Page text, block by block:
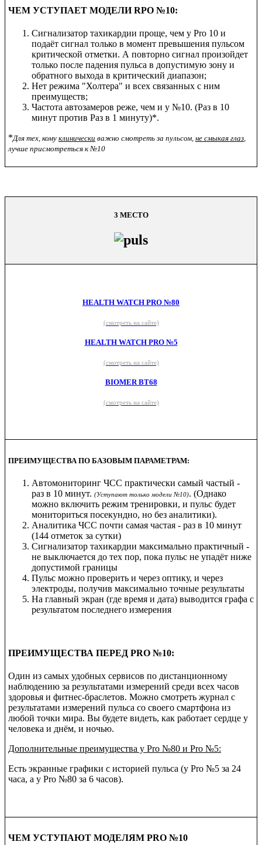
ЧЕМ УСТУПАЕТ МОДЕЛИ RPO №10:
Сигнализатор тахикардии проще, чем у Pro 10 и
подаёт сигнал только в момент превышения пульсом
критической отметки. А повторно сигнал произойдет
только после падения пульса в допустимую зону и
обратного выхода в критический диапазон;
Нет режима "Холтера" и всех связанных с ним
преимуществ;
Частота автозамеров реже, чем и у №10. (Раз в 10
минут против Раз в 1 минуту)*.
*Для тех, кому клинически важно смотреть за пульсом, не смыкая глаз,
лучше присмотреться к №10
3 МЕСТО
HEALTH WATCH PRO №80
(смотреть на сайте)
HEALTH WATCH PRO №5
(смотреть на сайте)
BIOMER BT68
(смотреть на сайте)
ПРЕИМУЩЕСТВА ПО БАЗОВЫМ ПАРАМЕТРАМ:
Автомониторинг ЧСС практически самый частый -
раз в 10 минут. (Уступают только модели №10). (Однако
можно включить режим тренировки, и пульс будет
мониториться посекундно, но без аналитики).
Аналитика ЧСС почти самая частая - раз в 10 минут
(144 отметок за сутки)
Сигнализатор тахикардии максимально практичный -
не выключается до тех пор, пока пульс не упадёт ниже
допустимой границы
Пульс можно проверить и через оптику, и через
электроды, получив максимально точные результаты
На главный экран (где время и дата) выводится графа с
результатом последнего измерения
ПРЕИМУЩЕСТВА ПЕРЕД PRO №10:
Один из самых удобных сервисов по дистанционному
наблюдению за результатами измерений среди всех часов
здоровья и фитнес-браслетов. Можно смотреть журнал с
результатами измерений пульса со своего смартфона из
любой точки мира. Вы будете видеть, как работает сердце у
человека и днём, и ночью.
Дополнительные преимущества у Pro №80 и Pro №5:
Есть экранные графики с историей пульса (у Pro №5 за 24
часа, а у Pro №80 за 6 часов).
ЧЕМ УСТУПАЮТ МОДЕЛЯМ PRO №10